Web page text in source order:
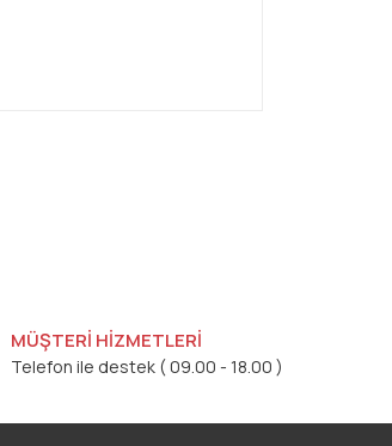
MÜŞTERİ HİZMETLERİ
Telefon ile destek ( 09.00 - 18.00 )